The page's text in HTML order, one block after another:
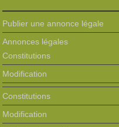
Publier une annonce légale
Annonces légales
Constitutions
Modification
Constitutions
Modification